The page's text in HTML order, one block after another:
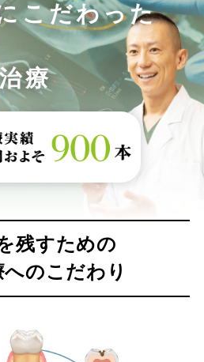
こだわった
療
残すための
のこだわり